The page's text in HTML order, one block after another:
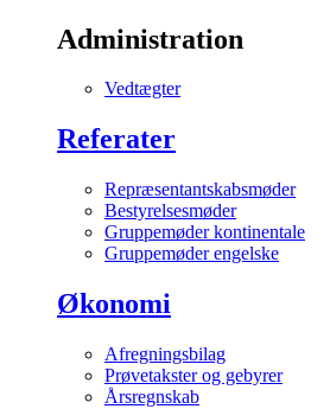
Administration
Vedtægter
Referater
Repræsentantskabsmøder
Bestyrelsesmøder
Gruppemøder kontinentale
Gruppemøder engelske
Økonomi
Afregningsbilag
Prøvetakster og gebyrer
Årsregnskab